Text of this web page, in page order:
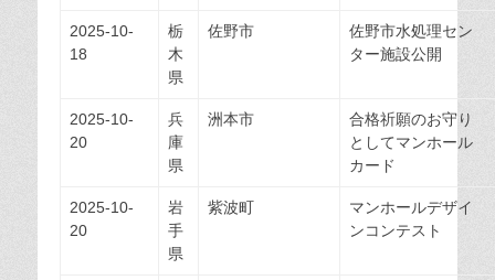
2025-10-
18
栃
木
県
佐野市
佐野市水処理セン
ター施設公開
2025-10-
20
兵
庫
県
洲本市
合格祈願のお守り
としてマンホール
カード
2025-10-
20
岩
手
県
紫波町
マンホールデザイ
ンコンテスト